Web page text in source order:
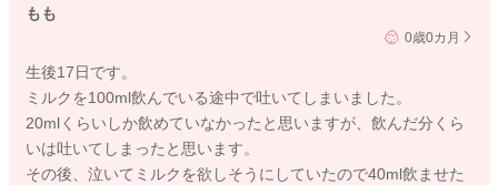
もも
0歳0カ月
生後17日です。
ミルクを100ml飲んでいる途中で吐いてしまいました。
20mlくらいしか飲めていなかったと思いますが、飲んだ分くら
いは吐いてしまったと思います。
その後、泣いてミルクを欲しそうにしていたので40ml飲ませた